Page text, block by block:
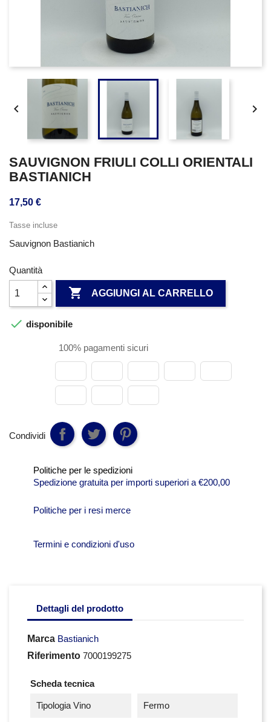
 
SAUVIGNON FRIULI COLLI ORIENTALI
BASTIANICH
17,50 €
Tasse incluse
Sauvignon Bastianich
Quantità
 AGGIUNGI AL CARRELLO
 disponibile
100% pagamenti sicuri
Condividi
Politiche per le spedizioni
Spedizione gratuita per importi superiori a €200,00
Politiche per i resi merce
Termini e condizioni d'uso
Dettagli del prodotto
Marca Bastianich
Riferimento 7000199275
Scheda tecnica
Tipologia Vino Fermo